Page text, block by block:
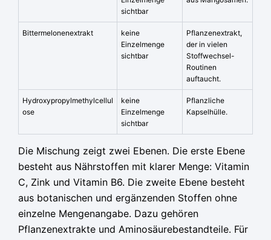
sichtbar
Bittermelonenextrakt
keine
Einzelmenge
sichtbar
Pflanzenextrakt,
der in vielen
Stoffwechsel-
Routinen
auftaucht.
Hydroxypropylmethylcellul
ose
keine
Einzelmenge
sichtbar
Pflanzliche
Kapselhülle.
Die Mischung zeigt zwei Ebenen. Die erste Ebene
besteht aus Nährstoffen mit klarer Menge: Vitamin
C, Zink und Vitamin B6. Die zweite Ebene besteht
aus botanischen und ergänzenden Stoffen ohne
einzelne Mengenangabe. Dazu gehören
Pflanzenextrakte und Aminosäurebestandteile. Für